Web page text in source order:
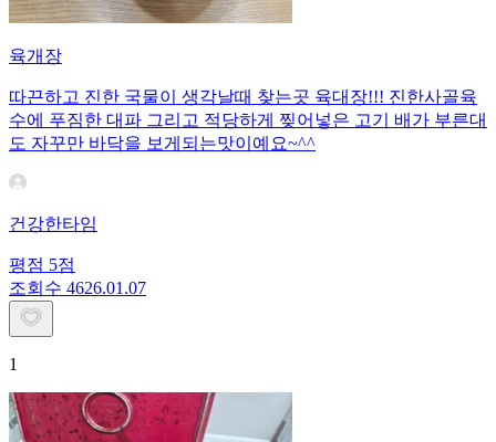
육개장
따끈하고 진한 국물이 생각날때 찾는곳 육대장!!! 진한사골육
수에 푸짐한 대파 그리고 적당하게 찢어넣은 고기 배가 부른대
도 자꾸만 바닥을 보게되는맛이예요~^^
건강한타임
평점 5점
조회수 4626.01.07
1